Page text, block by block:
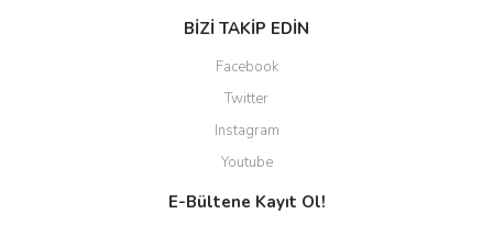
BİZİ TAKİP EDİN
Facebook
Twitter
Instagram
Youtube
E-Bültene Kayıt Ol!